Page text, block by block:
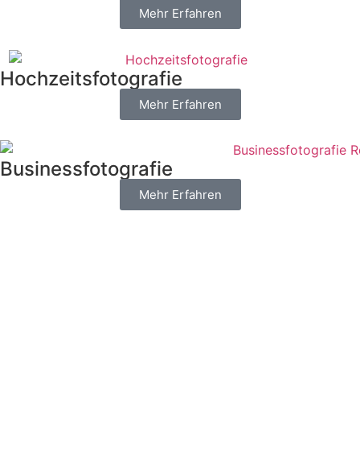
Mehr Erfahren
Hochzeitsfotografie
Mehr Erfahren
Businessfotografie
Mehr Erfahren